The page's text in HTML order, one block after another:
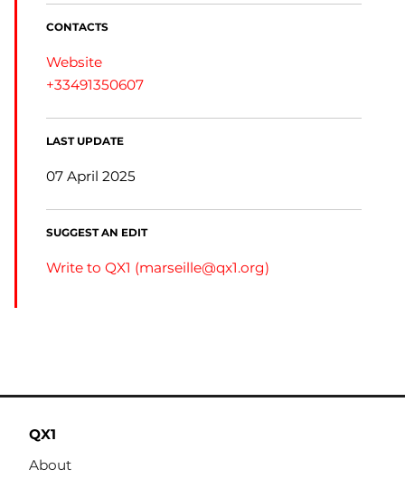
CONTACTS
Website
+33491350607
LAST UPDATE
07 April 2025
SUGGEST AN EDIT
Write to QX1 (marseille@qx1.org)
QX1
About